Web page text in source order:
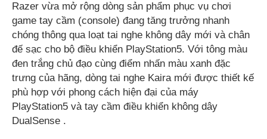
Razer vừa mở rộng dòng sản phẩm phục vụ chơi
game tay cầm (console) đang tăng trưởng nhanh
chóng thông qua loạt tai nghe không dây mới và chân
đế sạc cho bộ điều khiển PlayStation5. Với tông màu
đen trắng chủ đạo cùng điểm nhấn màu xanh đặc
trưng của hãng, dòng tai nghe Kaira mới được thiết kế
phù hợp với phong cách hiện đại của máy
PlayStation5 và tay cầm điều khiển không dây
DualSense .